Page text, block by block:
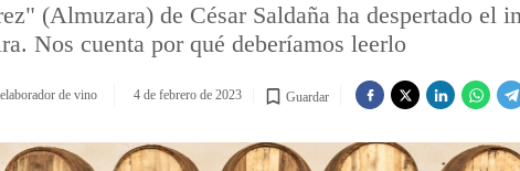
(Almuzara) de César Saldaña ha despertado el
Nos cuenta por qué deberíamos leerlo
de vino 4 de febrero de 2023 Guardar